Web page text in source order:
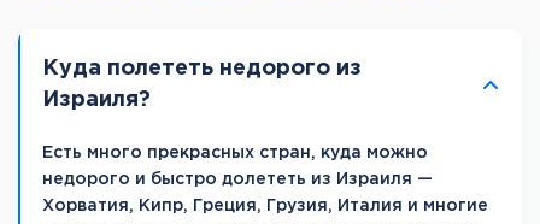
Куда полететь недорого из
Израиля?
Есть много прекрасных стран, куда можно
недорого и быстро долететь из Израиля —
Хорватия, Кипр, Греция, Грузия, Италия и многие